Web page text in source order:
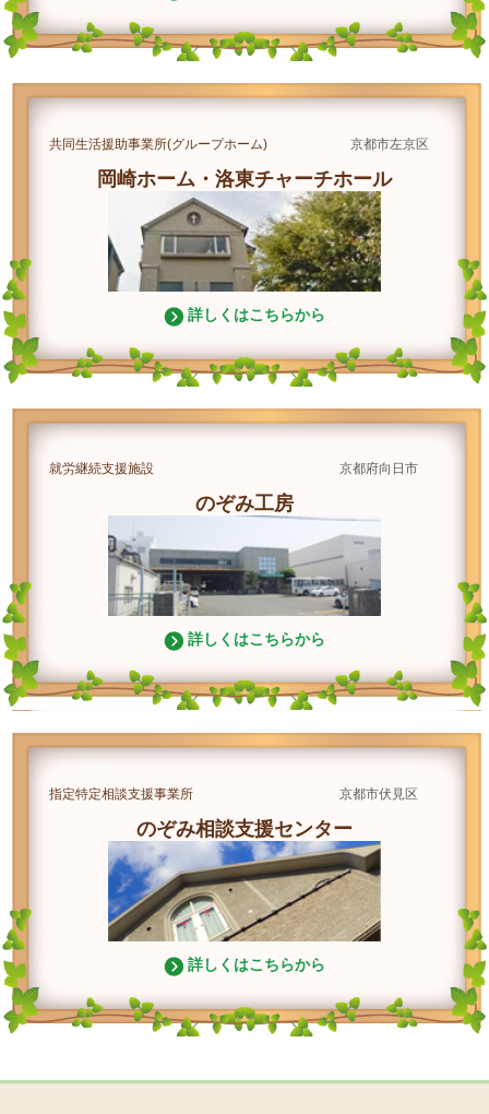
共同生活援助事業所(グループホーム) 京都市左京区
岡崎ホーム・洛東チャーチホール
詳しくはこちらから
就労継続支援施設 京都府向日市
のぞみ工房
詳しくはこちらから
指定特定相談支援事業所 京都市伏見区
のぞみ相談支援センター
詳しくはこちらから